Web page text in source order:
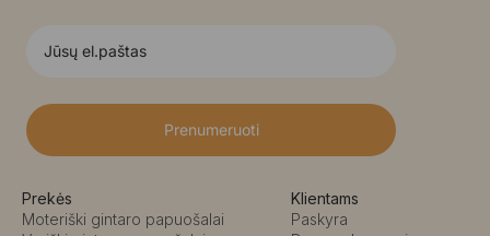
Prenumeruoti
Prekės
Moteriški gintaro papuošalai
Klientams
Paskyra